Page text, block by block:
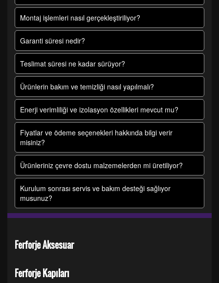
Montaj işlemleri nasıl gerçekleştiriliyor?
Garanti süresi nedir?
Teslimat süresi ne kadar sürüyor?
Ürünlerin bakım ve temizliği nasıl yapılmalı?
Enerji verimliliği ve izolasyon özellikleri mevcut mu?
Fiyatlar ve ödeme seçenekleri hakkında bilgi verir
misiniz?
Ürünleriniz çevre dostu malzemelerden mi üretiliyor?
Kurulum sonrası servis ve bakım desteği sağlıyor
musunuz?
Ferforje Aksesuar
Ferforje Kapıları